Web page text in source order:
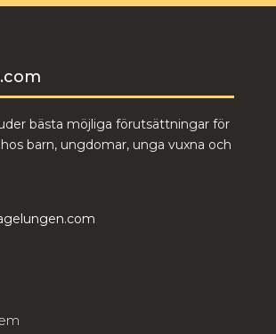
bästa möjliga förutsättningar för
barn, ungdomar, unga vuxna och